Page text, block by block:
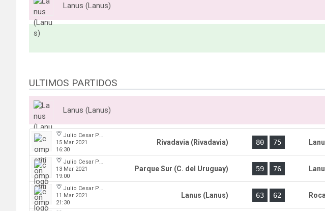
Lanus (Lanus)
ULTIMOS PARTIDOS
Lanus (Lanus)
Julio Cesar Paccagnella
15 Mar 2021
16:30
Rivadavia (Rivadavia) 80 75
Julio Cesar Paccagnella
13 Mar 2021
19:00
Parque Sur (C. del Uruguay) 59 76
Julio Cesar Paccagnella
11 Mar 2021
21:30
Lanus (Lanus) 63 62